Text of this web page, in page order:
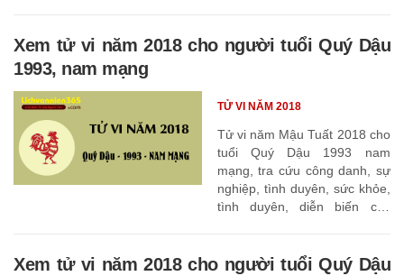
Xem tử vi năm 2018 cho người tuổi Quý Dậu
1993, nam mạng
Tử vi năm Mậu Tuất 2018 cho
tuổi Quý Dậu 1993 nam
mạng, tra cứu công danh, sự
nghiệp, tình duyên, sức khỏe,
tình duyên, diễn biến các
TỬ VI NĂM 2018
Xem tử vi năm 2018 cho người tuổi Quý Dậu